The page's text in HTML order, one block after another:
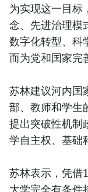
为实现这一目标
念、先进治理模
数字化转型、科
而为党和国家完
苏林建议河内国
部、教师和学生
提出突破性机制
学自主权、基础
苏林表示，凭借
大学完全有条件